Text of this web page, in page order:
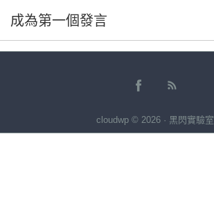
成為第一個發言
cloudwp © 2026 · 黑閃實驗室